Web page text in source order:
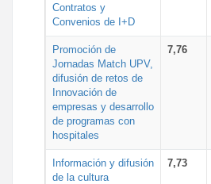
Contratos y
Convenios de I+D
Promoción de
Jornadas Match UPV,
difusión de retos de
Innovación de
empresas y desarrollo
de programas con
hospitales
7,76
Información y difusión
de la cultura
7,73